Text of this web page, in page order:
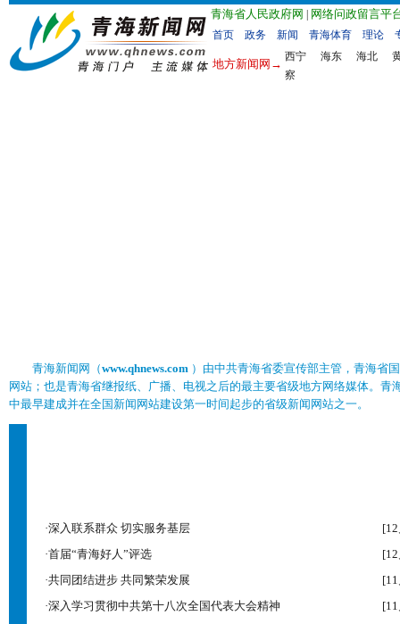
青海省人民政府网 网络问政留言平
首页 政务 新闻 青海体育 理论
地方新闻网→
西宁 海东 海北
察
青海新闻网（www.qhnews.com ）由中共青海省委宣传部主管，青海省
网站；也是青海省继报纸、广播、电视之后的最主要省级地方网络媒体。
中最早建成并在全国新闻网站建设第一时间起步的省级新闻网站之一。
·深入联系群众 切实服务基层
·首届“青海好人”评选
·共同团结进步 共同繁荣发展
·深入学习贯彻中共第十八次全国代表大会精神